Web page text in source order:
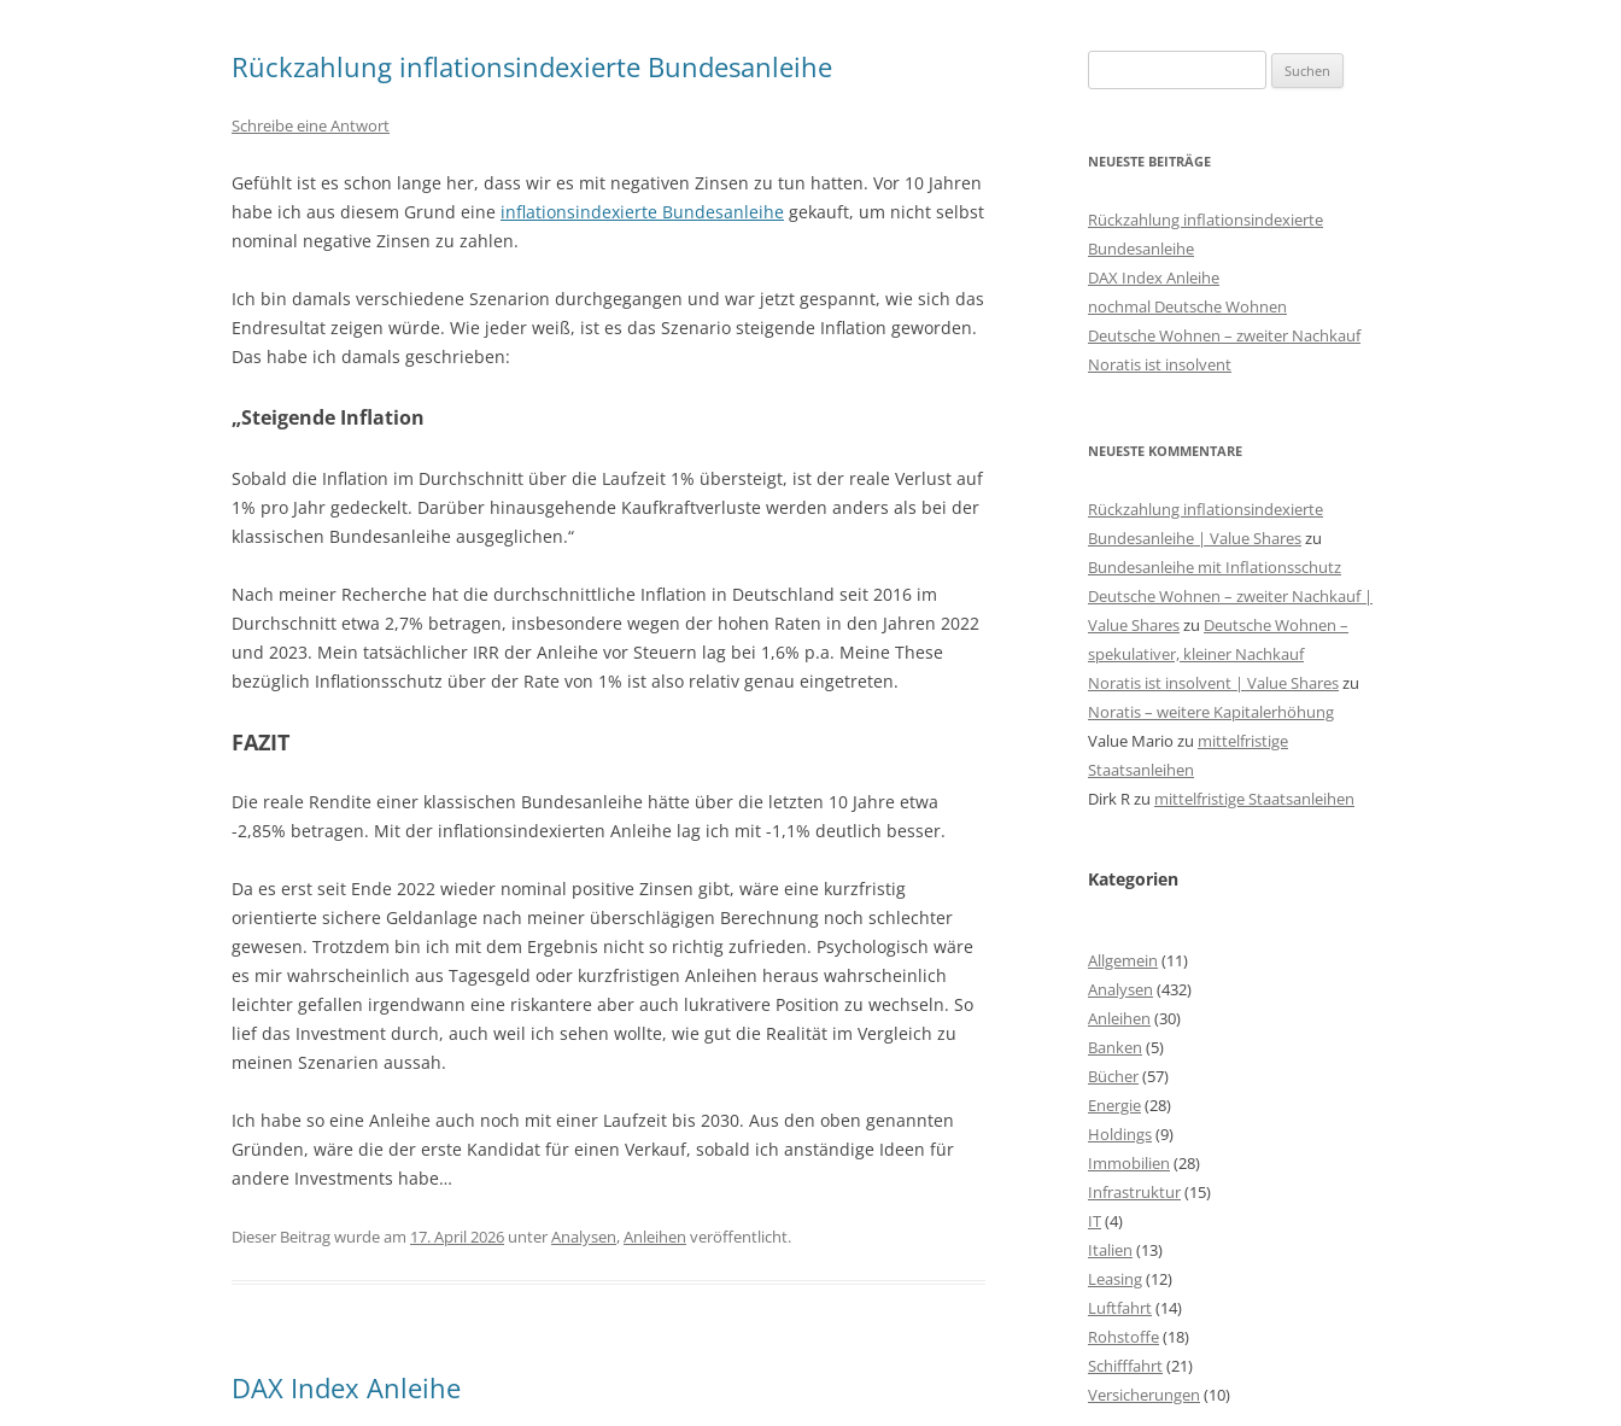
Rückzahlung inflationsindexierte Bundesanleihe
Schreibe eine Antwort
Gefühlt ist es schon lange her, dass wir es mit negativen Zinsen zu tun hatten. Vor 10 Jahren
habe ich aus diesem Grund eine inflationsindexierte Bundesanleihe gekauft, um nicht selbst
nominal negative Zinsen zu zahlen.
Ich bin damals verschiedene Szenarion durchgegangen und war jetzt gespannt, wie sich das
Endresultat zeigen würde. Wie jeder weiß, ist es das Szenario steigende Inflation geworden.
Das habe ich damals geschrieben:
„Steigende Inflation
Sobald die Inflation im Durchschnitt über die Laufzeit 1% übersteigt, ist der reale Verlust auf
1% pro Jahr gedeckelt. Darüber hinausgehende Kaufkraftverluste werden anders als bei der
klassischen Bundesanleihe ausgeglichen.“
Nach meiner Recherche hat die durchschnittliche Inflation in Deutschland seit 2016 im
Durchschnitt etwa 2,7% betragen, insbesondere wegen der hohen Raten in den Jahren 2022
und 2023. Mein tatsächlicher IRR der Anleihe vor Steuern lag bei 1,6% p.a. Meine These
bezüglich Inflationsschutz über der Rate von 1% ist also relativ genau eingetreten.
FAZIT
Die reale Rendite einer klassischen Bundesanleihe hätte über die letzten 10 Jahre etwa
-2,85% betragen. Mit der inflationsindexierten Anleihe lag ich mit -1,1% deutlich besser.
Da es erst seit Ende 2022 wieder nominal positive Zinsen gibt, wäre eine kurzfristig
orientierte sichere Geldanlage nach meiner überschlägigen Berechnung noch schlechter
gewesen. Trotzdem bin ich mit dem Ergebnis nicht so richtig zufrieden. Psychologisch wäre
es mir wahrscheinlich aus Tagesgeld oder kurzfristigen Anleihen heraus wahrscheinlich
leichter gefallen irgendwann eine riskantere aber auch lukrativere Position zu wechseln. So
lief das Investment durch, auch weil ich sehen wollte, wie gut die Realität im Vergleich zu
meinen Szenarien aussah.
Ich habe so eine Anleihe auch noch mit einer Laufzeit bis 2030. Aus den oben genannten
Gründen, wäre die der erste Kandidat für einen Verkauf, sobald ich anständige Ideen für
andere Investments habe…
Dieser Beitrag wurde am 17. April 2026 unterAnalysen,Anleihen veröffentlicht.
DAX Index Anleihe
nach:
NEUESTE BEITRÄGE
Rückzahlung inflationsindexierte
Bundesanleihe
DAX Index Anleihe
nochmal Deutsche Wohnen
Deutsche Wohnen – zweiter Nachkauf
Noratis ist insolvent
NEUESTE KOMMENTARE
Rückzahlung inflationsindexierte
Bundesanleihe | Value Shareszu
Bundesanleihe mit Inflationsschutz
Deutsche Wohnen – zweiter Nachkauf |
Value Shareszu Deutsche Wohnen –
spekulativer, kleiner Nachkauf
Noratis ist insolvent | Value Shareszu
Noratis – weitere Kapitalerhöhung
Value Mario zu mittelfristige
Staatsanleihen
Dirk Rzu mittelfristige Staatsanleihen
Kategorien
Allgemein (11)
Analysen (432)
Anleihen (30)
Banken (5)
Bücher(57)
Energie(28)
Holdings(9)
Immobilien (28)
Infrastruktur(15)
IT(4)
Italien (13)
Leasing(12)
Luftfahrt(14)
Rohstoffe(18)
Schifffahrt(21)
Versicherungen (10)